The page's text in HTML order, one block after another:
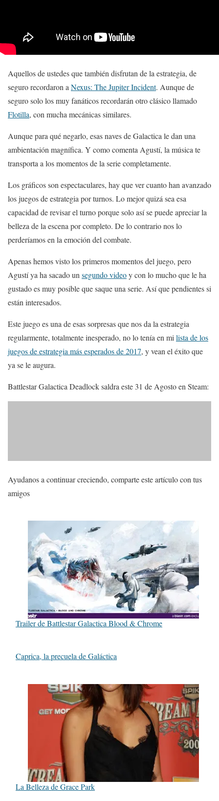
Aquellos de ustedes que también disfrutan de la estrategia, de
seguro recordaron a Nexus: The Jupiter Incident. Aunque de
seguro solo los muy fanáticos recordarán otro clásico llamado
Flotilla, con mucha mecánicas similares.
Aunque para qué negarlo, esas naves de Galactica le dan una
ambientación magnífica. Y como comenta Agustí, la música te
transporta a los momentos de la serie completamente.
Los gráficos son espectaculares, hay que ver cuanto han avanzado
los juegos de estrategia por turnos. Lo mejor quizá sea esa
capacidad de revisar el turno porque solo así se puede apreciar la
belleza de la escena por completo. De lo contrario nos lo
perderíamos en la emoción del combate.
Apenas hemos visto los primeros momentos del juego, pero
Agustí ya ha sacado un segundo videoy con lo mucho que le ha
gustado es muy posible que saque una serie. Así que pendientes si
están interesados.
Este juego es una de esas sorpresas que nos da la estrategia
regularmente, totalmente inesperado, no lo tenía en mi lista de los
juegos de estrategia más esperados de 2017, y vean el éxito que
ya se le augura.
Battlestar Galactica Deadlock saldra este 31 de Agosto en Steam:
Ayudanos a continuar creciendo, comparte este artículo con tus
amigos
Trailer de Battlestar Galactica Blood & Chrome
Caprica, la precuela de Galáctica
La Belleza de Grace Park